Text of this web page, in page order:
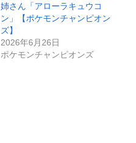
姉さん「アローラキュウコ
ン」【ポケモンチャンピオン
ズ】
2026年6月26日
ポケモンチャンピオンズ